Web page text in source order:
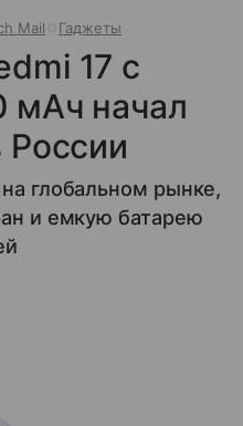
Mail Гаджеты
17 с
мАч начал
России
глобальном рынке,
и емкую батарею